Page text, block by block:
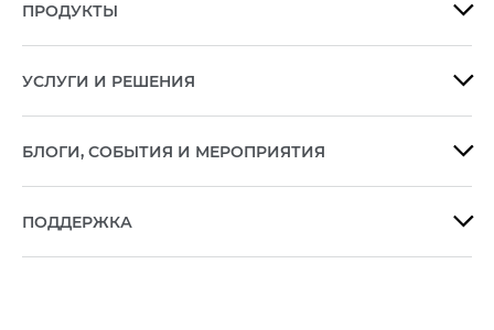
ПРОДУКТЫ 
УСЛУГИ И РЕШЕНИЯ 
БЛОГИ, СОБЫТИЯ И МЕРОПРИЯТИЯ 
ПОДДЕРЖКА 